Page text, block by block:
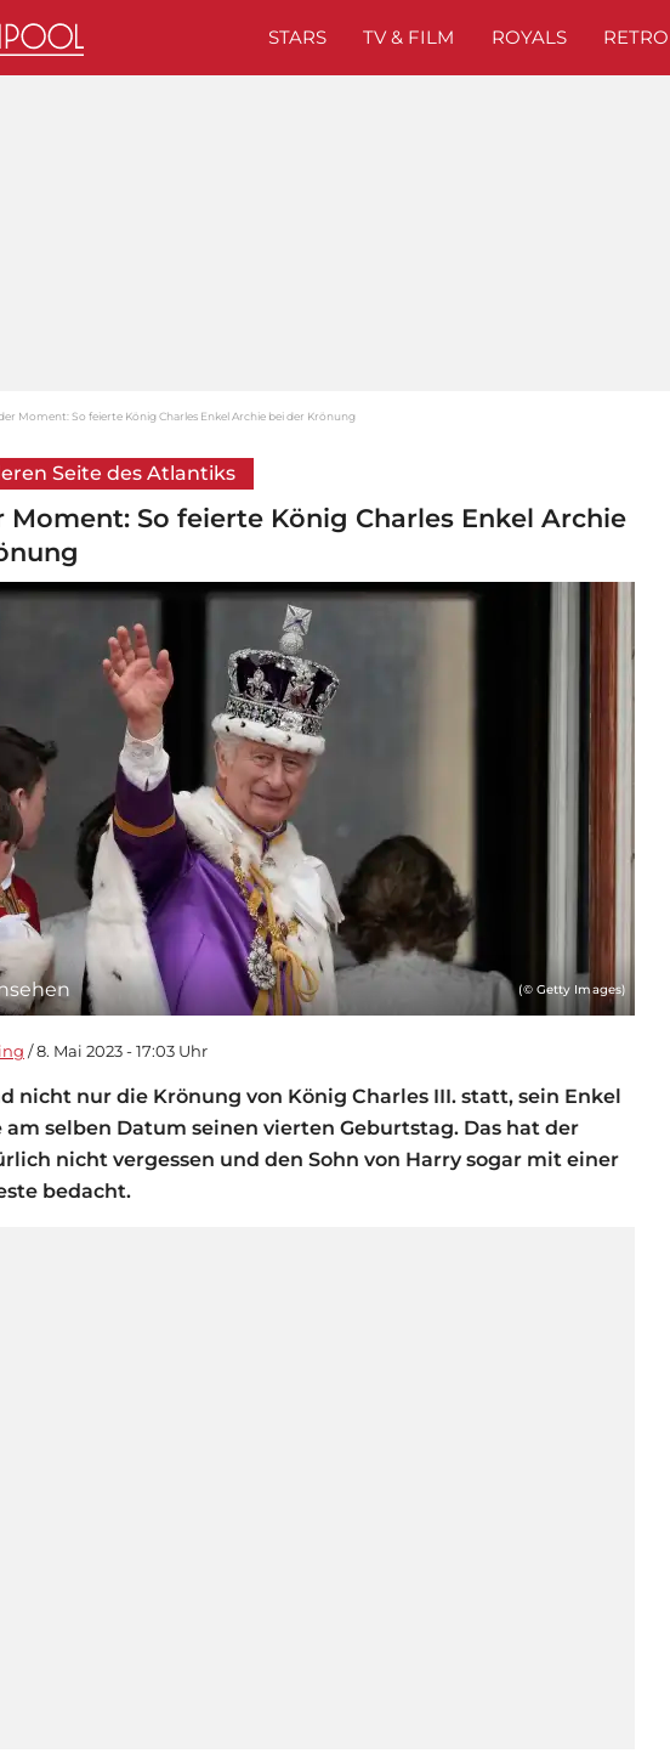
STARS TV & FILM ROYALS RETRO
Moment: So feierte König Charles Enkel Archie bei der Krönung
Seite des Atlantiks
Moment: So feierte König Charles Enkel Archie
(© Getty Images)
/ 8. Mai 2023 - 17:03 Uhr
nicht nur die Krönung von König Charles III. statt, sein Enkel
selben Datum seinen vierten Geburtstag. Das hat der
nicht vergessen und den Sohn von Harry sogar mit einer
bedacht.